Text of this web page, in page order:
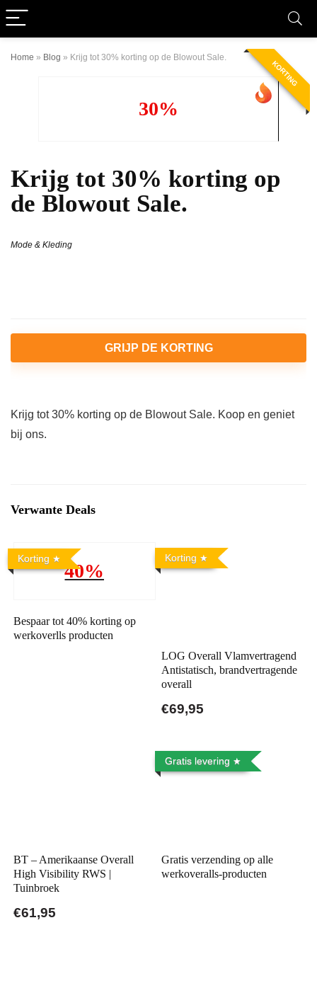
Home » Blog » Krijg tot 30% korting op de Blowout Sale.
KORTING
30%
Krijg tot 30% korting op
de Blowout Sale.
Mode & Kleding
GRIJP DE KORTING
Krijg tot 30% korting op de Blowout Sale. Koop en geniet
bij ons.
Verwante Deals
Korting
40%
Bespaar tot 40% korting op
werkoverlls producten
Korting
LOG Overall Vlamvertragend
Antistatisch, brandvertragende
overall
€69,95
BT – Amerikaanse Overall
High Visibility RWS |
Tuinbroek
€61,95
Gratis levering
Gratis verzending op alle
werkoveralls-producten